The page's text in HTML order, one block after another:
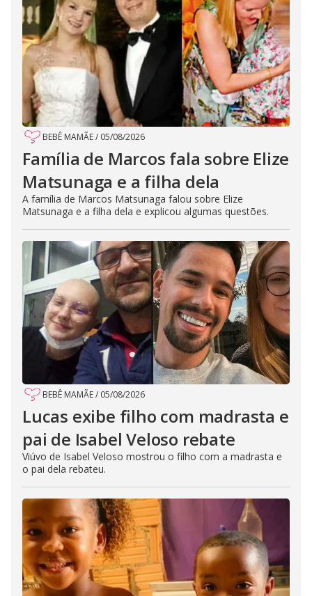
BEBÊ MAMÃE/ 05/08/2026
Família de Marcos fala sobre Elize
Matsunaga e a filha dela
A família de Marcos Matsunaga falou sobre Elize
Matsunaga e a filha dela e explicou algumas questões.
BEBÊ MAMÃE/ 05/08/2026
Lucas exibe filho com madrasta e
pai de Isabel Veloso rebate
Viúvo de Isabel Veloso mostrou o filho com a madrasta e
o pai dela rebateu.